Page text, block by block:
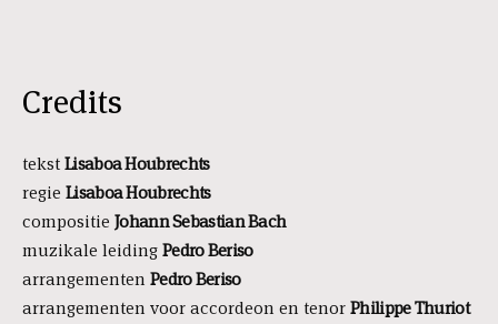
Credits
tekstLisaboa Houbrechts
regie Lisaboa Houbrechts
compositie Johann Sebastian Bach
muzikale leidingPedro Beriso
arrangementen Pedro Beriso
arrangementen voor accordeon en tenorPhilippe Thuriot